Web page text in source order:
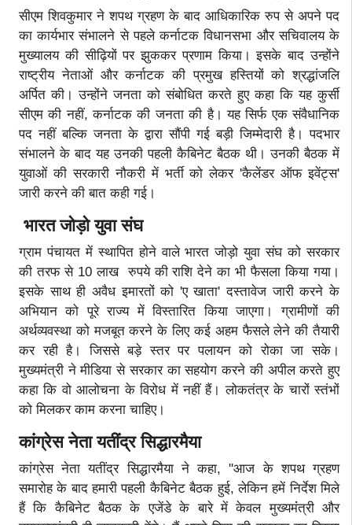
सीएम शिवकुमार ने शपथ ग्रहण के बाद आधिकारिक रुप से अपने पद
का कार्यभार संभालने से पहले कर्नाटक विधानसभा और सचिवालय के
मुख्यालय की सीढ़ियों पर झुककर प्रणाम किया। इसके बाद उन्होंने
राष्ट्रीय नेताओं और कर्नाटक की प्रमुख हस्तियों को श्रद्धांजलि
अर्पित की। उन्होंने जनता को संबोधित करते हुए कहा कि यह कुर्सी
सीएम की नहीं, कर्नाटक की जनता की है। यह सिर्फ एक संवैधानिक
पद नहीं बल्कि जनता के द्वारा सौंपी गई बड़ी जिम्मेदारी है। पदभार
संभालने के बाद यह उनकी पहली कैबिनेट बैठक थी। उनकी बैठक में
युवाओं की सरकारी नौकरी में भर्ती को लेकर 'कैलेंडर ऑफ इवेंट्स'
जारी करने की बात कही गई।
भारत जोड़ो युवा संघ
ग्राम पंचायत में स्थापित होने वाले भारत जोड़ो युवा संघ को सरकार
की तरफ से 10 लाख रुपये की राशि देने का भी फैसला किया गया।
इसके साथ ही अवैध इमारतों को 'ए खाता' दस्तावेज जारी करने के
अभियान को पूरे राज्य में विस्तारित किया जाएगा। ग्रामीणों की
अर्थव्यवस्था को मजबूत करने के लिए कई अहम फैसले लेने की तैयारी
कर रही है। जिससे बड़े स्तर पर पलायन को रोका जा सके।
मुख्यमंत्री ने मीडिया से सरकार का सहयोग करने की अपील करते हुए
कहा कि वो आलोचना के विरोध में नहीं हैं। लोकतंत्र के चारों स्तंभों
को मिलकर काम करना चाहिए।
कांग्रेस नेता यतींद्र सिद्धारमैया
कांग्रेस नेता यतींद्र सिद्धारमैया ने कहा, ''आज के शपथ ग्रहण
समारोह के बाद हमारी पहली कैबिनेट बैठक हुई, लेकिन हमें निर्देश मिले
हैं कि कैबिनेट बैठक के एजेंडे के बारे में केवल मुख्यमंंत्री और